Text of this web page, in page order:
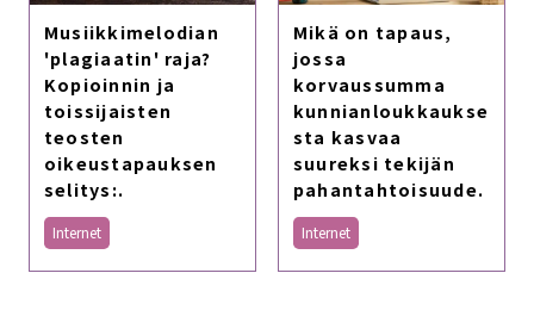
Musiikkimelodian
'plagiaatin' raja?
Kopioinnin ja
toissijaisten
teosten
oikeustapauksen
selitys:.
Internet
Mikä on tapaus,
jossa
korvaussumma
kunnianloukkaukse
sta kasvaa
suureksi tekijän
pahantahtoisuude.
Internet